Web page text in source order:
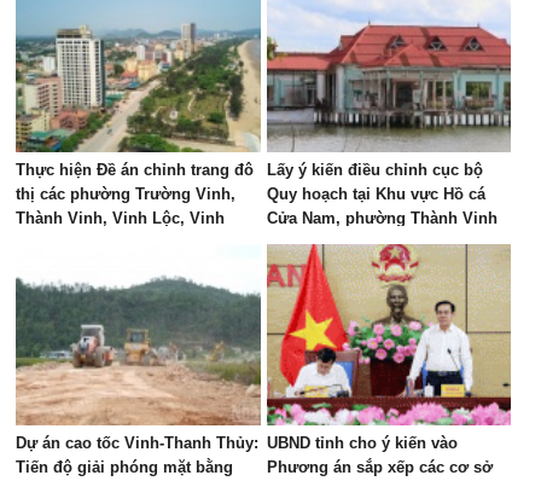
Thực hiện Đề án chỉnh trang đô
thị các phường Trường Vinh,
Thành Vinh, Vinh Lộc, Vinh
Lấy ý kiến điều chỉnh cục bộ
Quy hoạch tại Khu vực Hồ cá
Cửa Nam, phường Thành Vinh
Dự án cao tốc Vinh-Thanh Thủy:
Tiến độ giải phóng mặt bằng
UBND tỉnh cho ý kiến vào
Phương án sắp xếp các cơ sở